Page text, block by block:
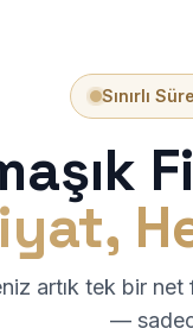
Sınırlı
artık tek bir
—